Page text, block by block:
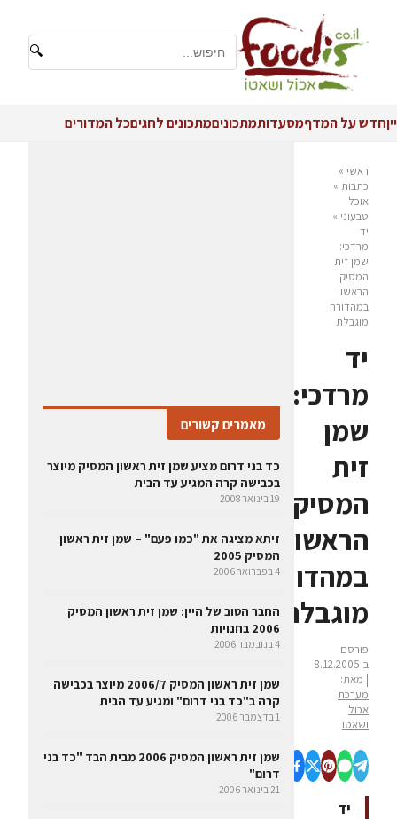
🔍
ייןחדש על המדףמסעדותמתכוניםמתכונים לחגיםכל המדורים
ראשי »
כתבות »
אוכל
טבעוני »
יד
מרדכי:
שמן זית
המסיק
הראשון
במהדורה
מוגבלת
יד
מרדכי:
שמן
זית
המסיק
הראשון
במהדורה
מוגבלת
פורסם
ב-8.12.2005
| מאת:
מערכת
אכול
ושאטו
יד
מאמרים קשורים
כד בני דרום מציע שמן זית ראשון המסיק מיוצר
בכבישה קרה המגיע עד הבית
19 בינואר 2008
זיתא מציגה את "כמו פעם" – שמן זית ראשון
המסיק 2005
4 בפברואר 2006
החבר הטוב של היין: שמן זית ראשון המסיק
2006 בחנויות
4 בנובמבר 2006
שמן זית ראשון המסיק 2006/7 מיוצר בכבישה
קרה ב"כד בני דרום" ומגיע עד הבית
1 בדצמבר 2006
שמן זית ראשון המסיק 2006 מבית הבד "כד בני
דרום"
21 בינואר 2006